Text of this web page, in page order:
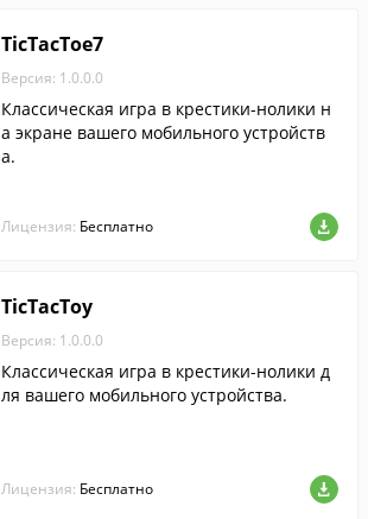
TicTacToe7
Версия: 1.0.0.0
Классическая игра в крестики-нолики н
а экране вашего мобильного устройств
а.
Лицензия: Бесплатно
TicTacToy
Версия: 1.0.0.0
Классическая игра в крестики-нолики д
ля вашего мобильного устройства.
Лицензия: Бесплатно